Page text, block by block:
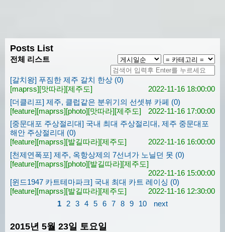
Posts List
전체 리스트
[갈치왕] 푸짐한 제주 갈치 한상 (0)
[maprss][맛따라][제주도]
2022-11-16 18:00:00
[더클리프] 제주, 클럽같은 분위기의 선셋뷰 카페 (0)
[feature][maprss][photo][맛따라][제주도]
2022-11-16 17:00:00
[중문대포 주상절리대] 국내 최대 주상절리대, 제주 중문대포
해안 주상절리대 (0)
[feature][maprss][발길따라][제주도]
2022-11-16 16:00:00
[천제연폭포] 제주, 옥항상제의 7선녀가 노닐던 못 (0)
[feature][maprss][photo][발길따라][제주도]
2022-11-16 15:00:00
[윈드1947 카트테마파크] 국내 최대 카트 레이싱 (0)
[feature][maprss][발길따라][제주도]
2022-11-16 12:30:00
1
2 3 4 5 6 7 8 9 10 next
2015년 5월 23일 토요일